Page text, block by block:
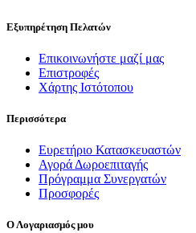
Εξυπηρέτηση Πελατών
Επικοινωνήστε μαζί μας
Επιστροφές
Χάρτης Ιστότοπου
Περισσότερα
Ευρετήριο Κατασκευαστών
Αγορά Δωροεπιταγής
Πρόγραμμα Συνεργατών
Προσφορές
Ο Λογαριασμός μου